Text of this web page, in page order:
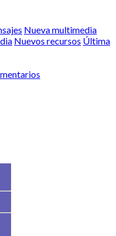
Nueva multimedia
Nuevos recursos Última